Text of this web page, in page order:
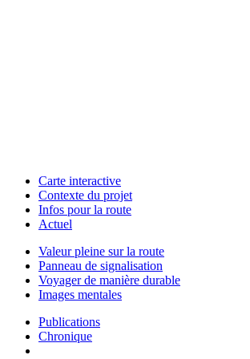
Carte interactive
Contexte du projet
Infos pour la route
Actuel
Valeur pleine sur la route
Panneau de signalisation
Voyager de manière durable
Images mentales
Publications
Chronique